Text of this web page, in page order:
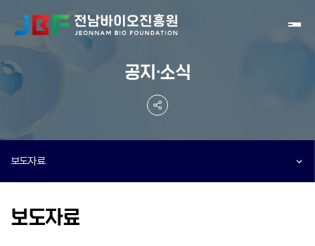
공지·소식
보도자료
보도자료